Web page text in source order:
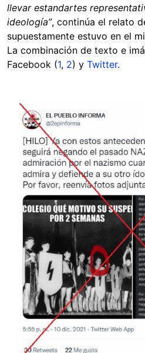
llevar estandartes
ideología”, continúa el relato
supuestamente estuvo en el
La combinación de texto e
Facebook (1, 2) y Twitter.
Image